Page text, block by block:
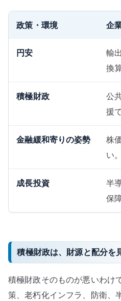
政策・環境 企
円安
輸
換
積極財政
公
援
金融緩和寄りの姿勢
株
い。
成長投資
半
保
積極財政は、財源と配分を
積極財政そのものが悪いわけ
策、老朽化インフラ、防衛、